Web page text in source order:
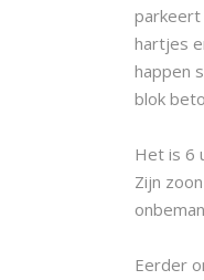
parkeert
hartjes
happen
blok
Het is 6
Zijn
Eerder